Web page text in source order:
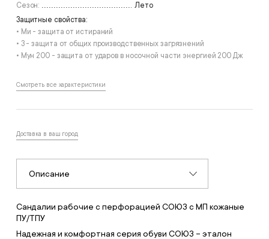
Сезон:
Лето
Защитные свойства:
• Ми - защита от истираний
• З - защита от общих производственных загрязнений
• Мун 200 - защита от ударов в носочной части энергией 200 Дж
Смотреть все характеристики
Доставка в ваш город
Описание
Сандалии рабочие с перфорацией СОЮЗ с МП кожаные
ПУ/ТПУ
Надежная и комфортная серия обуви СОЮЗ – эталон